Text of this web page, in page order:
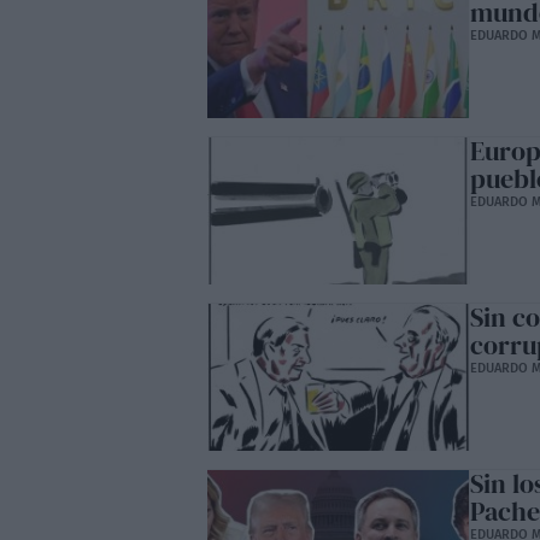
EDUARDO
EDUARDO
Sin
EDUARDO
Sin
EDUARDO